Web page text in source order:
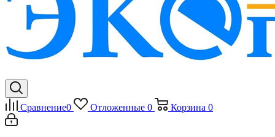
Сравнение0 Отложенные 0 Корзина 0